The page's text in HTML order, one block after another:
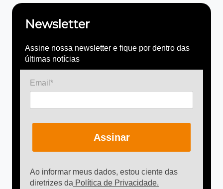
Newsletter
Assine nossa newsletter e fique por dentro das
últimas notícias
Email*
Assinar
Ao informar meus dados, estou ciente das
diretrizes da Política de Privacidade.